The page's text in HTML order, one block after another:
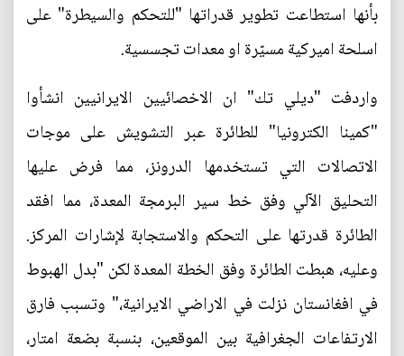
بأنها استطاعت تطوير قدراتها "للتحكم والسيطرة" على
اسلحة اميركية مسيّرة او معدات تجسسية.
واردفت "ديلي تك" ان الاخصائيين الايرانيين انشأوا
"كمينا الكترونيا" للطائرة عبر التشويش على موجات
الاتصالات التي تستخدمها الدرونز، مما فرض عليها
التحليق الآلي وفق خط سير البرمجة المعدة، مما افقد
الطائرة قدرتها على التحكم والاستجابة لإشارات المركز.
وعليه، هبطت الطائرة وفق الخطة المعدة لكن "بدل الهبوط
في افغانستان نزلت في الاراضي الايرانية،" وتسبب فارق
الارتفاعات الجغرافية بين الموقعين، بنسبة بضعة امتار،